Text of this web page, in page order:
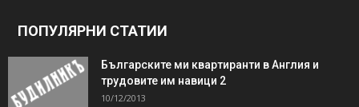
ПОПУЛЯРНИ СТАТИИ
Българските ми квартиранти в Англия и
трудовите им навици 2
10/12/2013